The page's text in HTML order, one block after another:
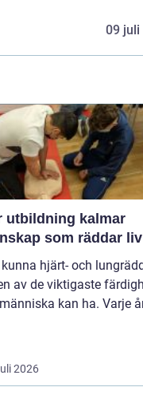
09 juli
utbildning kalmar
som räddar liv
hjärt- och
av de viktigaste
kan ha. Varje
2026